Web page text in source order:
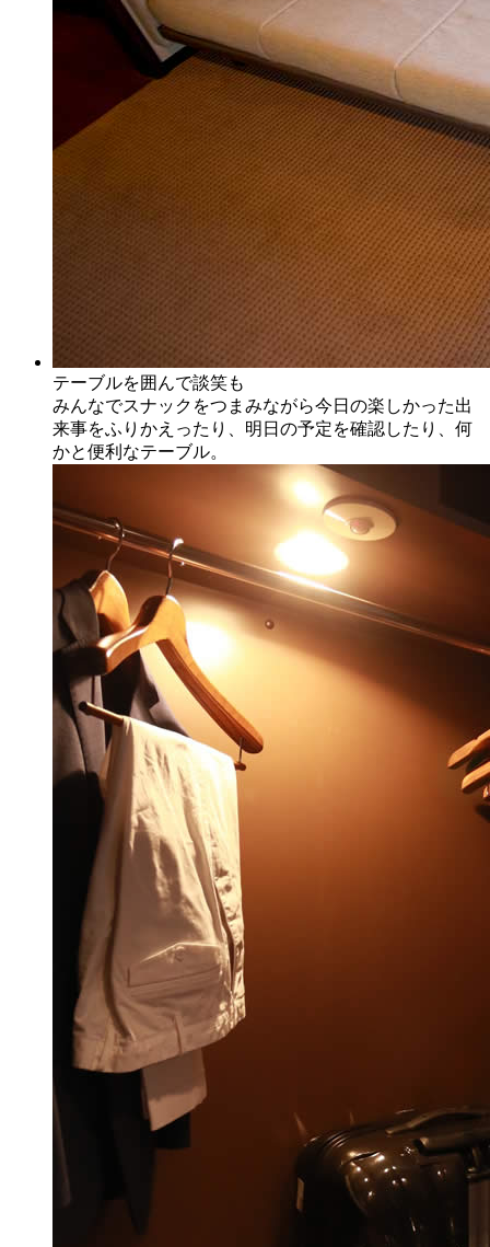
テーブルを囲んで談笑も
みんなでスナックをつまみながら今日の楽しかった出
来事をふりかえったり、明日の予定を確認したり、何
かと便利なテーブル。